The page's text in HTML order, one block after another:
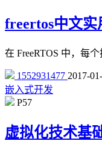
freertos中文实
在 FreeRTOS 中，每
1552931477 2017-
嵌入式开发
P57
虚拟化技术基